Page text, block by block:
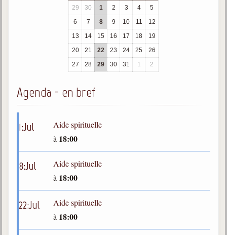
Journal trimestriel
Newsletters
Sujets du mois
Maximes
séance d'aide spirituelle
Enseignement
L'Agora
Posez-nous des questions
29
30 1 2 3 4
5
6
7 8 9 10 11
12
13
14 15 16 17 18
19
20
21 22 23 24 25
26
27
28 29 30 31 1 2
Agenda - en bref
1:Jul
Aide spirituelle
à 18:00
8:Jul
Aide spirituelle
à 18:00
22:Jul
Aide spirituelle
à 18:00